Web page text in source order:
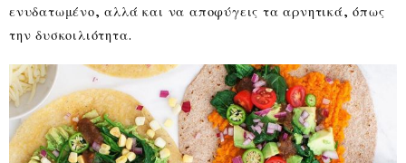
ενυδατωμένο, αλλά και να αποφύγεις τα αρνητικά, όπως
την δυσκοιλιότητα.